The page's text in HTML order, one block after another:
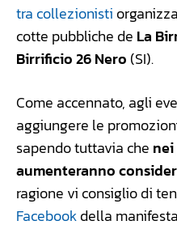
tra collezionisti
cotte pubbliche de La
Birrificio 26 Nero (SI).
Come accennato, agli
aggiungere le
sapendo tuttavia che
aumenteranno
ragione vi consiglio di
Facebookdella